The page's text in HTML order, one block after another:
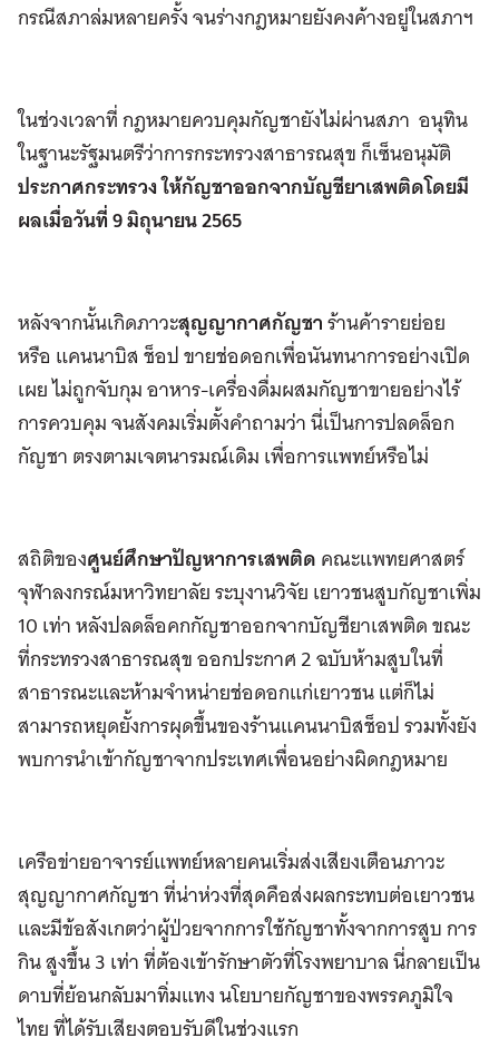
กรณีสภาล่มหลายครั้ง จนร่างกฎหมายยังคงค้างอยู่ในสภาฯ
ในช่วงเวลาที่ กฎหมายควบคุมกัญชายังไม่ผ่านสภา อนุทิน
ในฐานะรัฐมนตรีว่าการกระทรวงสาธารณสุข ก็เซ็นอนุมัติ
ประกาศกระทรวง ให้กัญชาออกจากบัญชียาเสพติดโดยมี
ผลเมื่อวันที่ 9 มิถุนายน 2565
หลังจากนั้นเกิดภาวะสุญญากาศกัญชาร้านค้ารายย่อย
หรือ แคนนาบิส ช็อป ขายช่อดอกเพื่อนันทนาการอย่างเปิด
เผย ไม่ถูกจับกุม อาหาร-เครื่องดื่มผสมกัญชาขายอย่างไร้
การควบคุม จนสังคมเริ่มตั้งคำถามว่า นี่เป็นการปลดล็อก
กัญชา ตรงตามเจตนารมณ์เดิม เพื่อการแพทย์หรือไม่
สถิติของศูนย์ศึกษาปัญหาการเสพติดคณะแพทยศาสตร์
จุฬาลงกรณ์มหาวิทยาลัย ระบุงานวิจัย เยาวชนสูบกัญชาเพิ่ม
10 เท่า หลังปลดล็อคกกัญชาออกจากบัญชียาเสพติด ขณะ
ที่กระทรวงสาธารณสุข ออกประกาศ 2 ฉบับห้ามสูบในที่
สาธารณะและห้ามจำหน่ายช่อดอกแก่เยาวชน แต่ก็ไม่
สามารถหยุดยั้งการผุดขึ้นของร้านแคนนาบิสช็อป รวมทั้งยัง
พบการนำเข้ากัญชาจากประเทศเพื่อนอย่างผิดกฎหมาย
เครือข่ายอาจารย์แพทย์หลายคนเริ่มส่งเสียงเตือนภาวะ
สุญญากาศกัญชา ที่น่าห่วงที่สุดคือส่งผลกระทบต่อเยาวชน
และมีข้อสังเกตว่าผู้ป่วยจากการใช้กัญชาทั้งจากการสูบ การ
กิน สูงขึ้น 3 เท่า ที่ต้องเข้ารักษาตัวที่โรงพยาบาล นี่กลายเป็น
ดาบที่ย้อนกลับมาทิ่มแทง นโยบายกัญชาของพรรคภูมิใจ
ไทย ที่ได้รับเสียงตอบรับดีในช่วงแรก